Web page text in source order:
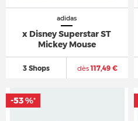
adidas
x Disney Superstar ST
Mickey Mouse
3 Shops dès117,49 €
-53 %*